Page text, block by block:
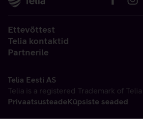
Ettevõttest
Telia kontaktid
Partnerile
Telia Eesti AS
Telia is a registered Trademark of
PrivaatsusteadeKüpsiste seaded